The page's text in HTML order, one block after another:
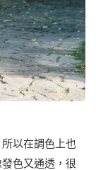
以在調⾊上也
⾊⼜通透，很